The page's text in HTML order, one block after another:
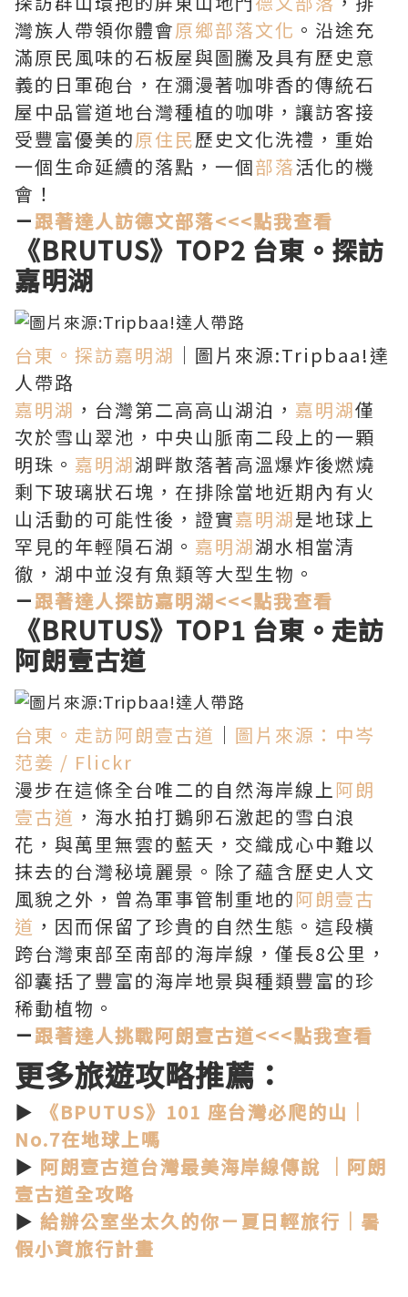
灣族人帶領你體會原鄉部落文化 。沿途充
滿原民風味的石板屋與圖騰及具有歷史意
義的日軍砲台，在瀰漫著咖啡香的傳統石
屋中品嘗道地台灣種植的咖啡，讓訪客接
受豐富優美的原住民歷史文化洗禮，重始
一個生命延續的落點，一個部落活化的機
會！
－跟著達人訪德文部落<<<點我查看
《BRUTUS》TOP2 台東。探訪
嘉明湖
台東。探訪嘉明湖 ｜圖片來源:Tripbaa!達
人帶路
嘉明湖 ，台灣第二高高山湖泊， 嘉明湖僅
次於雪山翠池，中央山脈南二段上的一顆
明珠。 嘉明湖湖畔散落著高溫爆炸後燃燒
剩下玻璃狀石塊，在排除當地近期內有火
山活動的可能性後，證實嘉明湖是地球上
罕見的年輕隕石湖。 嘉明湖湖水相當清
徹，湖中並沒有魚類等大型生物。
－跟著達人探訪嘉明湖<<<點我查看
《BRUTUS》TOP1 台東。走訪
阿朗壹古道
台東。走訪阿朗壹古道 ｜ 圖片來源：中岑
范姜 / Flickr
漫步在這條全台唯二的自然海岸線上阿朗
壹古道 ，海水拍打鵝卵石激起的雪白浪
花，與萬里無雲的藍天，交織成心中難以
抹去的台灣秘境麗景。除了蘊含歷史人文
風貌之外，曾為軍事管制重地的阿朗壹古
道 ，因而保留了珍貴的自然生態。這段橫
跨台灣東部至南部的海岸線，僅長8公里，
卻囊括了豐富的海岸地景與種類豐富的珍
稀動植物。
－跟著達人挑戰阿朗壹古道<<<點我查看
更多旅遊攻略推薦：
▶︎
《BPUTUS》101 座台灣必爬的山｜
No.7在地球上嗎
▶︎ 阿朗壹古道台灣最美海岸線傳說 │阿朗
壹古道全攻略
▶︎ 給辦公室坐太久的你－夏日輕旅行│暑
假小資旅行計畫